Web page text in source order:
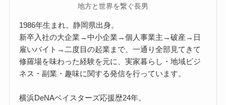
地方と世界を繋ぐ長男
1986年生まれ。静岡県出身。
新卒入社の大企業→中小企業→個人事業主→破産→日
雇いバイト→二度目の起業まで、一通り全部見てきて
修羅場を味わった経験を元に、実家暮らし・地域ビジ
ネス・副業・趣味に関する発信を行っています。
横浜DeNAベイスターズ応援歴24年。